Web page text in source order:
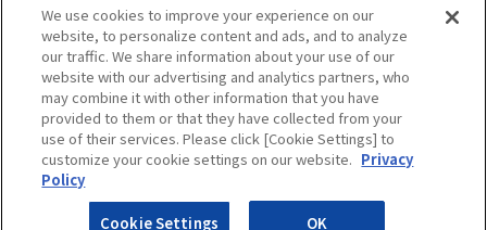
Copyright Alps System Integration Co., Ltd. All
rights reserved
ALSI 公式 Instagram アカウン
ALSI 公式 X アカウント
We use cookies to improve your experience on our
website, to personalize content and ads, and to analyze
our traffic. We share information about your use of our
website with our advertising and analytics partners, who
may combine it with other information that you have
provided to them or that they have collected from your
use of their services. Please click [Cookie Settings] to
customize your cookie settings on our website. Privacy
Policy
Cookie Settings OK